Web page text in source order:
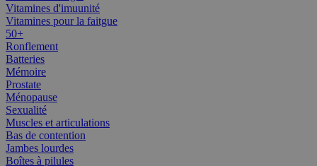
Vitamines d'imuunité
Vitamines pour la faitgue
50+
Ronflement
Batteries
Mémoire
Prostate
Ménopause
Sexualité
Muscles et articulations
Bas de contention
Jambes lourdes
Boîtes à pilules